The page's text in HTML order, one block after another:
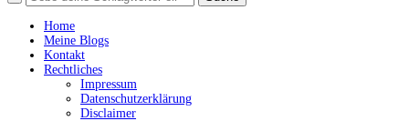
Home
Meine Blogs
Kontakt
Rechtliches
Impressum
Datenschutzerklärung
Disclaimer